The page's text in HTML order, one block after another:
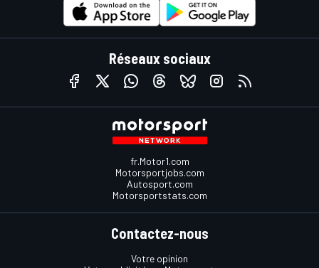
Réseaux sociaux
fr.Motor1.com
Motorsportjobs.com
Autosport.com
Motorsportstats.com
Contactez-nous
Votre opinion